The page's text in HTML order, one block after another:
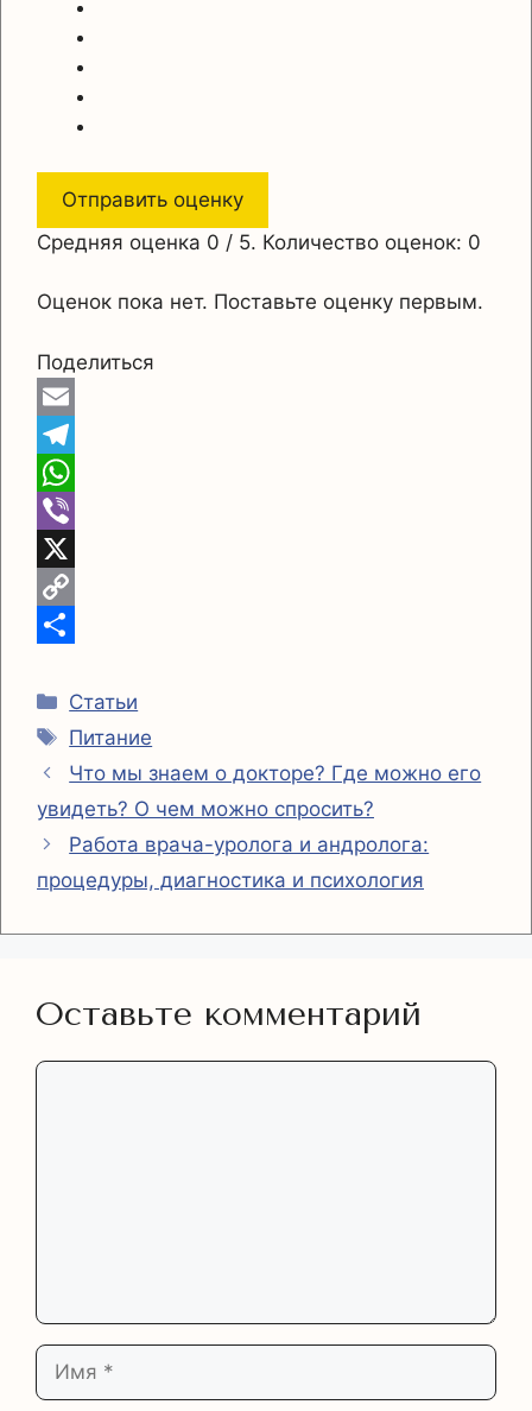
Отправить оценку
Средняя оценка 0 / 5. Количество оценок: 0
Оценок пока нет. Поставьте оценку первым.
Поделиться
E
m
a
T
e
e
g
a
m
W
h
a
A
p
p
V
b
r
X
C
p
y
L
i
n
k
т
п
р
а
в
и
т
Рубрики
Статьи
Метки
Питание
Что мы знаем о докторе? Где можно его
увидеть? О чем можно спросить?
Работа врача-уролога и андролога:
процедуры, диагностика и психология
Оставьте комментарий
Комментарий
Имя